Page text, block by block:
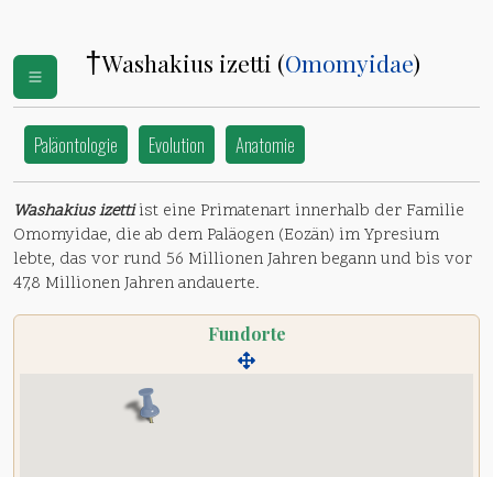
†Washakius izetti (Omomyidae)
Paläontologie Evolution Anatomie
Washakius izettiist eine Primatenart innerhalb der Familie
Omomyidae, die ab dem Paläogen (Eozän) im Ypresium
lebte, das vor rund 56 Millionen Jahren begann und bis vor
47,8 Millionen Jahren andauerte.
Fundorte